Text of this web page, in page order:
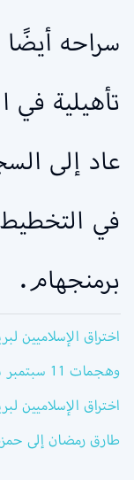
سراحه
تأهيلية
عاد إلى
في
برمنجهام.
وهجمات 11 سبتمبر بأموال البريطانيين؟
طارق رمضان إلى